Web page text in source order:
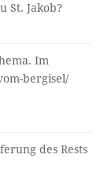
St. Jakob?
Im
bergisel/
des Rests